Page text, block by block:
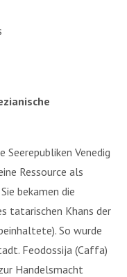
Seerepubliken Venedig
Ressource als
bekamen die
tatarischen Khans der
So wurde
Feodossija (Caffa)
Handelsmacht